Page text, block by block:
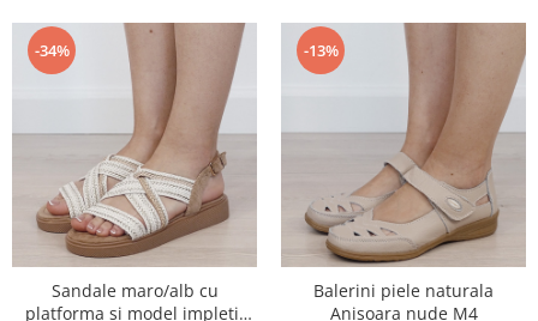
-34%
Sandale maro/alb cu
platforma si model impletit
-13%
Balerini piele naturala
Anisoara nude M4